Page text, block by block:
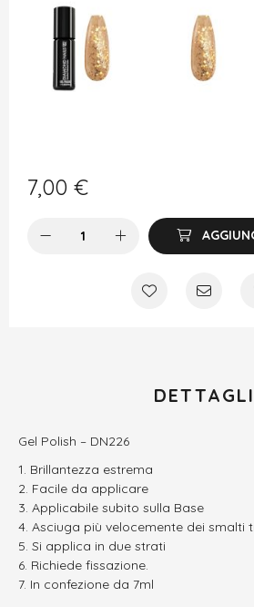
7,00 €
DETTAGLI
Gel Polish – DN226
Brillantezza estrema
Facile da applicare
Applicabile subito sulla Base
Asciuga più velocemente dei smalti
Si applica in due strati
Richiede fissazione.
In confezione da 7ml